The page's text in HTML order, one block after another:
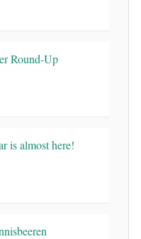
Round-Up
is almost here!